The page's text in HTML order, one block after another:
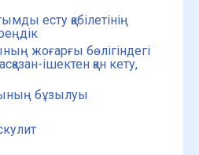
есту қабілетінің
жоғарғы бөлігіндегі
ішектен қан кету,
бұзылуы